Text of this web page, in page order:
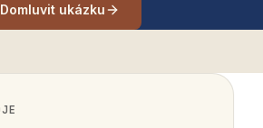
Domluvit ukázku